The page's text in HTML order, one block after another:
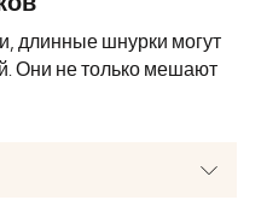
длинные шнурки могут
Они не только мешают